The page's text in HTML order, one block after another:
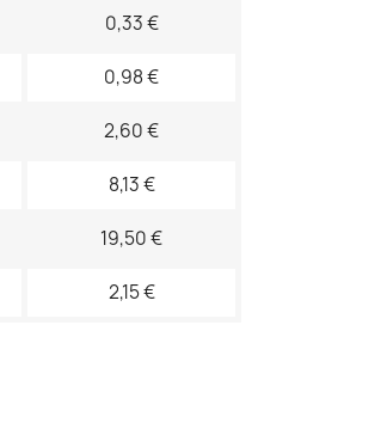
0,33 €
0,98 €
2,60 €
8,13 €
19,50 €
2,15 €